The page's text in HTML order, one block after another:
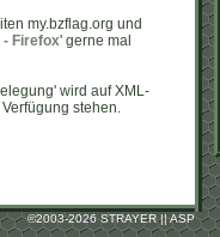
my.bzflag.org und
- Firefox' gerne mal
wird auf XML-
stehen.
©2003-2026 STRAYER || ASP